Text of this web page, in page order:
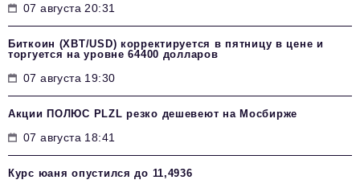
07 августа 20:31
Биткоин (XBT/USD) корректируется в пятницу в цене и
торгуется на уровне 64400 долларов
07 августа 19:30
Акции ПОЛЮС PLZL резко дешевеют на Мосбирже
07 августа 18:41
Курс юаня опустился до 11,4936